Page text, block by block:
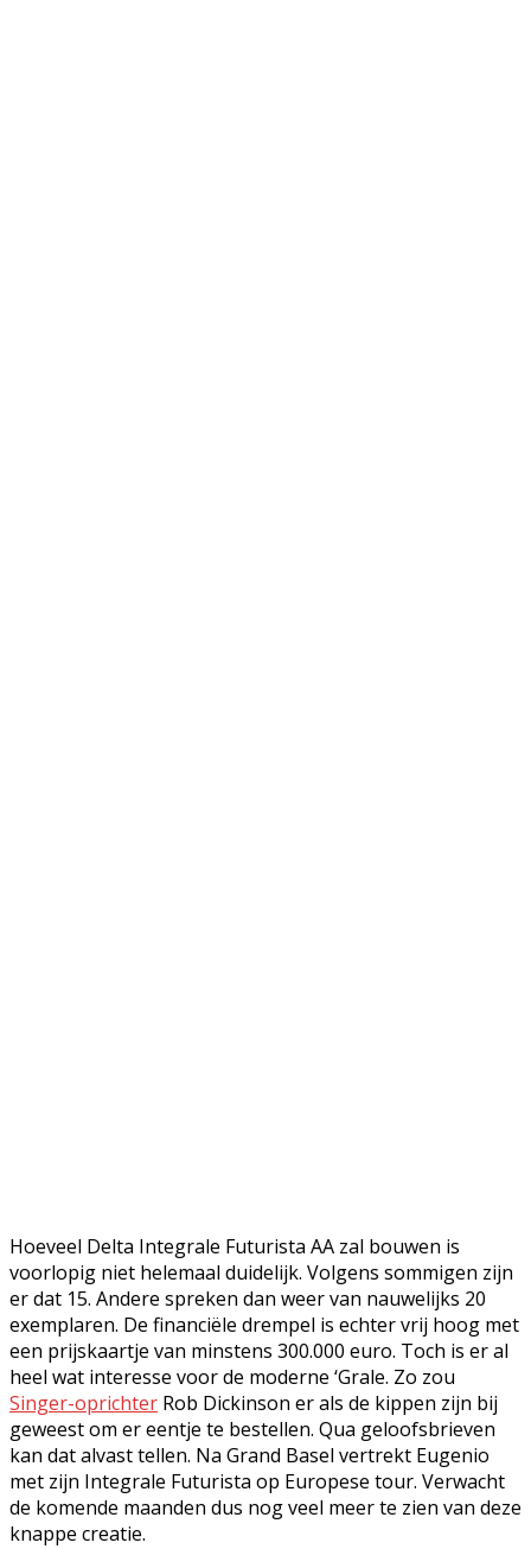
Hoeveel Delta Integrale Futurista AA zal bouwen is
voorlopig niet helemaal duidelijk. Volgens sommigen zijn
er dat 15. Andere spreken dan weer van nauwelijks 20
exemplaren. De financiële drempel is echter vrij hoog met
een prijskaartje van minstens 300.000 euro. Toch is er al
heel wat interesse voor de moderne ‘Grale. Zo zou
Singer-oprichter Rob Dickinson er als de kippen zijn bij
geweest om er eentje te bestellen. Qua geloofsbrieven
kan dat alvast tellen. Na Grand Basel vertrekt Eugenio
met zijn Integrale Futurista op Europese tour. Verwacht
de komende maanden dus nog veel meer te zien van deze
knappe creatie.